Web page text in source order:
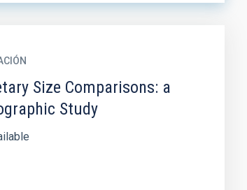
Size Comparisons: a
Study